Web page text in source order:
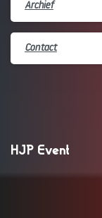
Archief
Contact
HJP Event